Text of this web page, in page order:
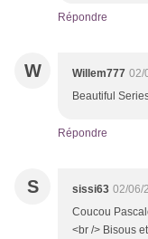
Répondre
W Willem777 02/
Beautiful
Répondre
S sissi63 02/06/
Coucou
<br /> Bisous